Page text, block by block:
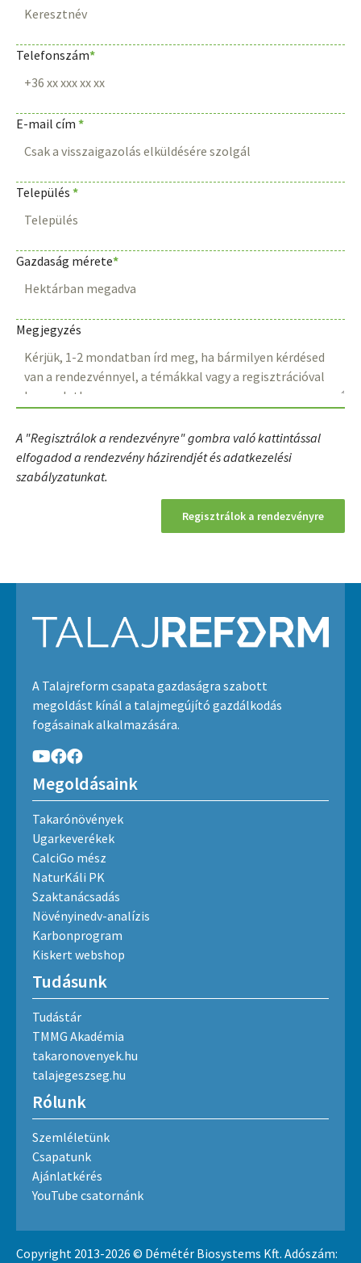
Telefonszám*
E-mail cím *
Település *
Gazdaság mérete*
Megjegyzés
A "Regisztrálok a rendezvényre" gombra való kattintással
elfogadod a rendezvény házirendjét és adatkezelési
szabályzatunkat.
A Talajreform csapata gazdaságra szabott
megoldást kínál a talajmegújító gazdálkodás
fogásainak alkalmazására.
Megoldásaink
Takarónövények
Ugarkeverékek
CalciGo mész
NaturKáli PK
Szaktanácsadás
Növényinedv-analízis
Karbonprogram
Kiskert webshop
Tudásunk
Tudástár
TMMG Akadémia
takaronovenyek.hu
talajegeszseg.hu
Rólunk
Szemléletünk
Csapatunk
Ajánlatkérés
YouTube csatornánk
Copyright 2013-2026 © Démétér Biosystems Kft. Adószám: